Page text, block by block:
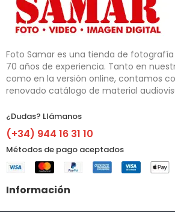
Foto Samar es una tienda de
70 años de experiencia. Tanto en
como en la versión online, contamos
renovado catálogo de material
¿Dudas? Llámanos​
(+34) 944 16 31 10
Métodos de pago aceptados
Información